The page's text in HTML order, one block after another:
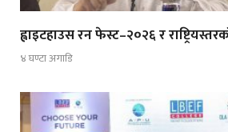
ह्वाइटहाउस रन फेस्ट–२०२६ र
४ घण्टा अगाडि